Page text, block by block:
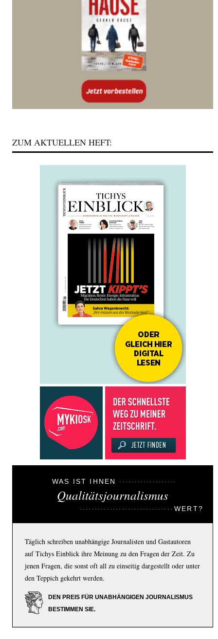
ZUM AKTUELLEN HEFT:
WAS IST IHNEN
Qualitätsjournalismus
WERT?
Täglich schreiben unabhängige Journalisten und Gastautoren
auf Tichys Einblick ihre Meinung zu den Fragen der Zeit. Zu
jenen Fragen, die sonst oft all zu einseitig dargestellt oder unter
den Teppich gekehrt werden.
DEN PREIS FÜR UNABHÄNGIGEN JOURNALISMUS
BESTIMMEN SIE.